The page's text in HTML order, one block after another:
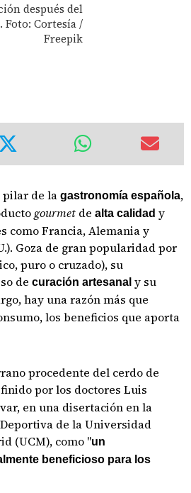
después del
Cortesía /
Freepik
pilar de la gastronomía española,
gourmet de alta calidad y
como Francia, Alemania y
Goza de gran popularidad por
puro o cruzado), su
de curación artesanal y su
hay una razón más que
los beneficios que aporta
procedente del cerdo de
por los doctores Luis
en una disertación en la
de la Universidad
(UCM), como "un
beneficioso para los